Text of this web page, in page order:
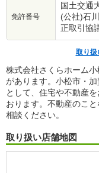
免許番号
国土交通
(公社)石
正取引協
取り扱
株式会社さくらホーム
があります。小松市・
として、住宅や不動産
おります。不動産のこ
相談ください。
取り扱い店舗地図